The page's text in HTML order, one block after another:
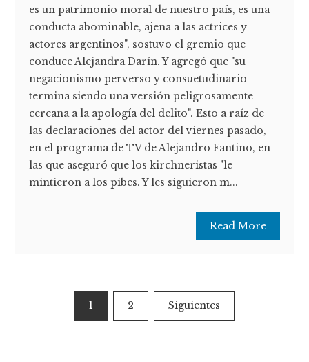
es un patrimonio moral de nuestro país, es una
conducta abominable, ajena a las actrices y
actores argentinos", sostuvo el gremio que
conduce Alejandra Darín. Y agregó que "su
negacionismo perverso y consuetudinario
termina siendo una versión peligrosamente
cercana a la apología del delito". Esto a raíz de
las declaraciones del actor del viernes pasado,
en el programa de TV de Alejandro Fantino, en
las que aseguró que los kirchneristas "le
mintieron a los pibes. Y les siguieron m...
Read More
Paginación
1 2 Siguientes